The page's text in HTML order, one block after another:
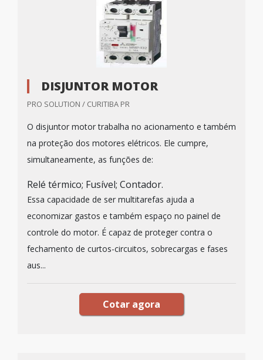
DISJUNTOR MOTOR
PRO SOLUTION / CURITIBA PR
O disjuntor motor trabalha no acionamento e também
na proteção dos motores elétricos. Ele cumpre,
simultaneamente, as funções de:
Relé térmico; Fusível; Contador.
Essa capacidade de ser multitarefas ajuda a
economizar gastos e também espaço no painel de
controle do motor. É capaz de proteger contra o
fechamento de curtos-circuitos, sobrecargas e fases
aus...
Cotar agora